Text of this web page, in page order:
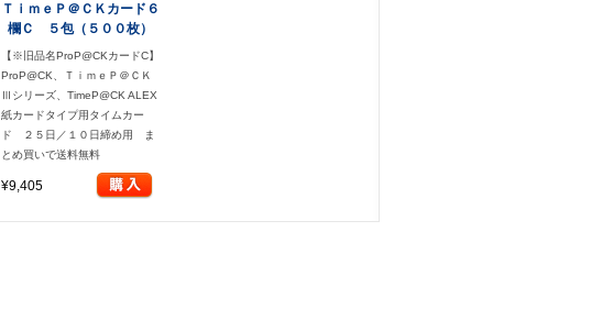
ＴｉｍｅＰ＠ＣＫカード６
欄Ｃ ５包（５００枚）
【※旧品名ProP@CKカードC】
ProP@CK、ＴｉｍｅＰ＠ＣＫ
Ⅲシリーズ、TimeP@CK ALEX
紙カードタイプ用タイムカー
ド ２５日／１０日締め用 ま
とめ買いで送料無料
¥9,405